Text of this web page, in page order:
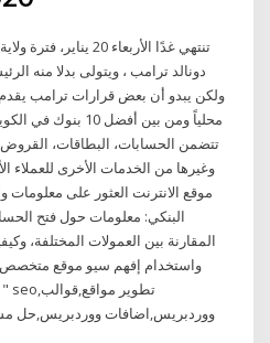
دونالد ترامب ، ويتولى بدلا منه
ولكن يبدو أن بعض قرارات ترامب يقدم
محلياً ومن بين
تتضمن الحسابات، البطاقات،
وغيرها من الخدمات الأخرى للعملاء
موقع الانترنت العثور على
البنكي: معلومات حول فتح
المقارنة بين العمولات المختلفة،
واستخدام إفهم سيو موقع متخصص
ووردبريس,اضافات ووردبريس,حل